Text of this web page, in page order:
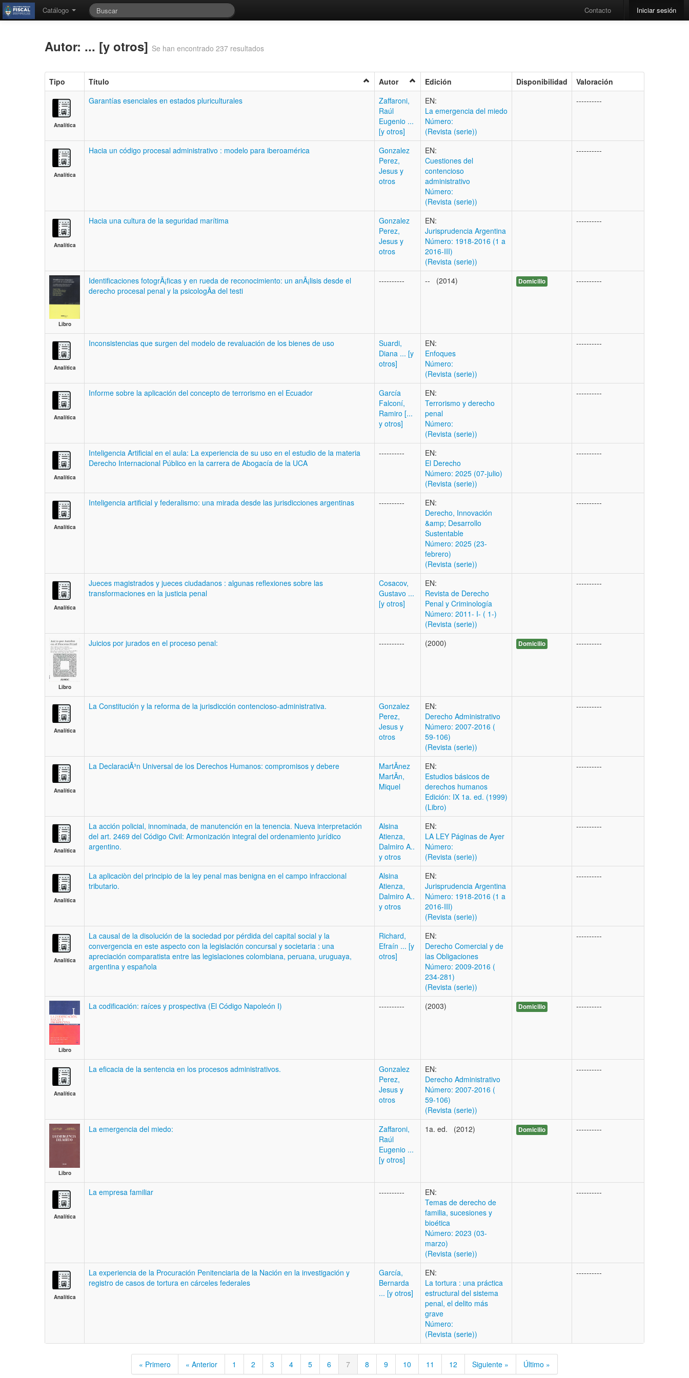
Catálogo Contacto Iniciar sesión
Autor: ... [y otros] Se han encontrado 237 resultados
Tipo Título Autor Edición Disponibilidad Valoración
Analítica
Garantías esenciales en estados pluriculturales
Zaffaroni,
Raúl
Eugenio ...
[y otros]
EN:
La emergencia del miedo
Número:
(Revista (serie))
----------
Analítica
Hacia un código procesal administrativo : modelo para iberoamérica
Gonzalez
Perez,
Jesus y
otros
EN:
Cuestiones del
contencioso
administrativo
Número:
(Revista (serie))
----------
Analítica
Hacia una cultura de la seguridad marítima
Gonzalez
Perez,
Jesus y
otros
EN:
Jurisprudencia Argentina
Número: 1918-2016 (1 a
2016-III)
(Revista (serie))
----------
Libro
Identificaciones fotogrÃ¡ficas y en rueda de reconocimiento: un anÃ¡lisis desde el
derecho procesal penal y la psicologÃ­a del testi
---------- -- (2014) Domicilio ----------
Analítica
Inconsistencias que surgen del modelo de revaluación de los bienes de uso
Suardi,
Diana ... [y
otros]
EN:
Enfoques
Número:
(Revista (serie))
----------
Analítica
Informe sobre la aplicación del concepto de terrorismo en el Ecuador
García
Falconí,
Ramiro [...
y otros]
EN:
Terrorismo y derecho
penal
Número:
(Revista (serie))
----------
Analítica
Inteligencia Artificial en el aula: La experiencia de su uso en el estudio de la materia
Derecho Internacional Público en la carrera de Abogacía de la UCA
----------
EN:
El Derecho
Número: 2025 (07-julio)
(Revista (serie))
----------
Analítica
Inteligencia artificial y federalismo: una mirada desde las jurisdicciones argentinas ----------
EN:
Derecho, Innovación
&amp; Desarrollo
Sustentable
Número: 2025 (23-
febrero)
(Revista (serie))
----------
Analítica
Jueces magistrados y jueces ciudadanos : algunas reflexiones sobre las
transformaciones en la justicia penal
Cosacov,
Gustavo ...
[y otros]
EN:
Revista de Derecho
Penal y Criminología
Número: 2011- I- ( 1-)
(Revista (serie))
----------
Libro
Juicios por jurados en el proceso penal: ---------- (2000) Domicilio ----------
Analítica
La Constitución y la reforma de la jurisdicción contencioso-administrativa.
Gonzalez
Perez,
Jesus y
otros
EN:
Derecho Administrativo
Número: 2007-2016 (
59-106)
(Revista (serie))
----------
Analítica
La DeclaraciÃ³n Universal de los Derechos Humanos: compromisos y debere
MartÃ­nez
MartÃ­n,
Miquel
EN:
Estudios básicos de
derechos humanos
Edición: IX 1a. ed. (1999)
(Libro)
----------
Analítica
La acción policial, innominada, de manutención en la tenencia. Nueva interpretación
del art. 2469 del Código Civil: Armonización integral del ordenamiento jurídico
argentino.
Alsina
Atienza,
Dalmiro A..
y otros
EN:
LA LEY Páginas de Ayer
Número:
(Revista (serie))
----------
Analítica
La aplicaciòn del principio de la ley penal mas benigna en el campo infraccional
tributario.
Alsina
Atienza,
Dalmiro A..
y otros
EN:
Jurisprudencia Argentina
Número: 1918-2016 (1 a
2016-III)
(Revista (serie))
----------
Analítica
La causal de la disolución de la sociedad por pérdida del capital social y la
convergencia en este aspecto con la legislación concursal y societaria : una
apreciación comparatista entre las legislaciones colombiana, peruana, uruguaya,
argentina y española
Richard,
Efraín ... [y
otros]
EN:
Derecho Comercial y de
las Obligaciones
Número: 2009-2016 (
234-281)
(Revista (serie))
----------
Libro
La codificación: raíces y prospectiva (El Código Napoleón I) ---------- (2003) Domicilio ----------
Analítica
La eficacia de la sentencia en los procesos administrativos.
Gonzalez
Perez,
Jesus y
otros
EN:
Derecho Administrativo
Número: 2007-2016 (
59-106)
(Revista (serie))
----------
Libro
La emergencia del miedo:
Zaffaroni,
Raúl
Eugenio ...
[y otros]
1a. ed. (2012) Domicilio ----------
Analítica
La empresa familiar ----------
EN:
Temas de derecho de
familia, sucesiones y
bioética
Número: 2023 (03-
marzo)
(Revista (serie))
----------
Analítica
La experiencia de la Procuración Penitenciaria de la Nación en la investigación y
registro de casos de tortura en cárceles federales
García,
Bernarda
... [y otros]
EN:
La tortura : una práctica
estructural del sistema
penal, el delito más
grave
Número:
(Revista (serie))
----------
« Primero « Anterior 1 2 3 4 5 6 7 8 9 10 11 12 Siguiente » Último »